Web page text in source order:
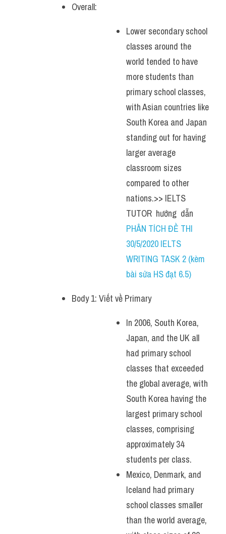
Overall:
Lower secondary school
classes around the
world tended to have
more students than
primary school classes,
with Asian countries like
South Korea and Japan
standing out for having
larger average
classroom sizes
compared to other
nations.>> IELTS
PHÂN TÍCH ĐỀ THI
30/5/2020 IELTS
WRITING TASK 2 (kèm
bài sửa HS đạt 6.5)
Body 1: Viết về Primary
In 2006, South Korea,
Japan, and the UK all
had primary school
classes that exceeded
the global average, with
South Korea having the
largest primary school
classes, comprising
approximately 34
students per class.
Mexico, Denmark, and
Iceland had primary
school classes smaller
than the world average,